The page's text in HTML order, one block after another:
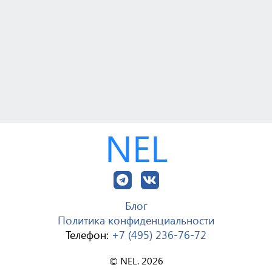
NEL
Блог
Политика конфиденциальности
Телефон: +7 (495) 236-76-72
© NEL. 2026